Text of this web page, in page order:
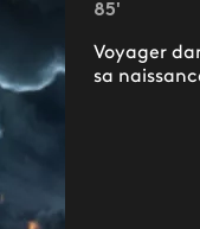
85'
Voyager
sa